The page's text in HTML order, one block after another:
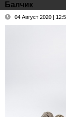
Балчик
04 Август 2020 |